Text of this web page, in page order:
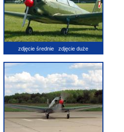
zdjęcie średnie zdjęcie duże